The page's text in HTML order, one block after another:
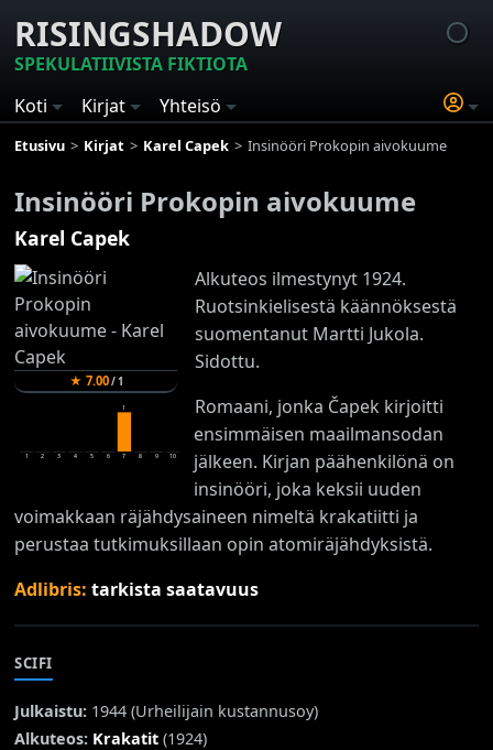
RISINGSHADOW
SPEKULATIIVISTA FIKTIOTA
Koti
Kirjat Yhteisö
Etusivu Kirjat Karel Capek Insinööri Prokopin aivokuume
Insinööri Prokopin aivokuume
Karel Capek
★ 7.00/1
1 2 3 4 5 6
1
7 8 9 10
Alkuteos ilmestynyt 1924.
Ruotsinkielisestä käännöksestä
suomentanut Martti Jukola.
Sidottu.
Romaani, jonka Čapek kirjoitti
ensimmäisen maailmansodan
jälkeen. Kirjan päähenkilönä on
insinööri, joka keksii uuden
voimakkaan räjähdysaineen nimeltä krakatiitti ja
perustaa tutkimuksillaan opin atomiräjähdyksistä.
Adlibris:tarkista saatavuus
SCIFI
Julkaistu: 1944 (Urheilijain kustannusoy)
Alkuteos: Krakatit (1924)